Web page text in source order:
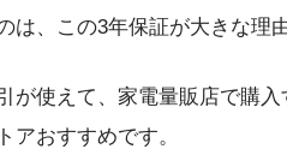
は、この3年保証が大きな理
が使えて、家電量販店で購
アおすすめです。